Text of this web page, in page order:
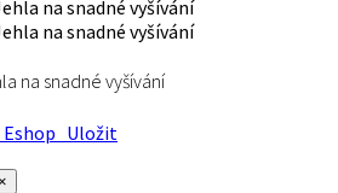
na snadné vyšívání
Uložit